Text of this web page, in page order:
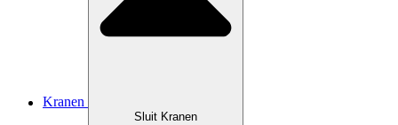
Kranen
Sluit Kranen